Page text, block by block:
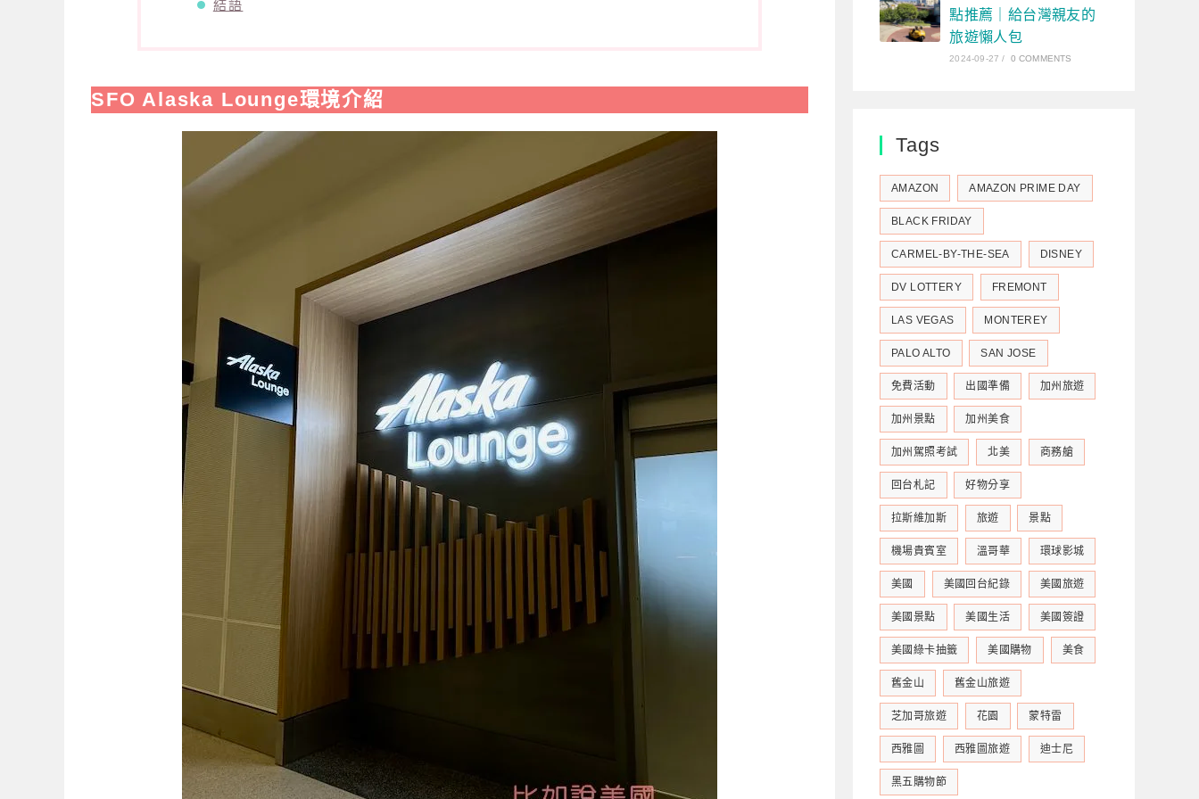
結語
SFO Alaska Lounge環境介紹
點推薦｜給台灣親友的
旅遊懶人包
2024-09-27 / 0 COMMENTS
Tags
AMAZON AMAZON PRIME DAY
BLACK FRIDAY
CARMEL-BY-THE-SEA DISNEY
DV LOTTERY FREMONT
LAS VEGAS MONTEREY
PALO ALTO SAN JOSE
免費活動 出國準備 加州旅遊
加州景點 加州美食
加州駕照考試 北美 商務艙
回台札記 好物分享
拉斯維加斯 旅遊 景點
機場貴賓室 溫哥華 環球影城
美國 美國回台紀錄 美國旅遊
美國景點 美國生活 美國簽證
美國綠卡抽籤 美國購物 美食
舊金山 舊金山旅遊
芝加哥旅遊 花園 蒙特雷
西雅圖 西雅圖旅遊 迪士尼
黑五購物節